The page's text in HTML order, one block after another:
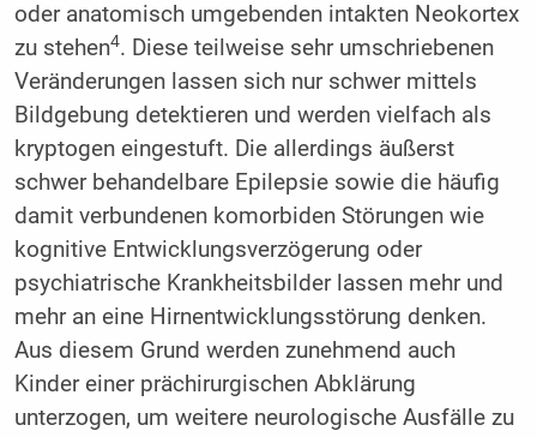
oder anatomisch umgebenden intakten Neokortex
zu stehen4. Diese teilweise sehr umschriebenen
Veränderungen lassen sich nur schwer mittels
Bildgebung detektieren und werden vielfach als
kryptogen eingestuft. Die allerdings äußerst
schwer behandelbare Epilepsie sowie die häufig
damit verbundenen komorbiden Störungen wie
kognitive Entwicklungsverzögerung oder
psychiatrische Krankheitsbilder lassen mehr und
mehr an eine Hirnentwicklungsstörung denken.
Aus diesem Grund werden zunehmend auch
Kinder einer prächirurgischen Abklärung
unterzogen, um weitere neurologische Ausfälle zu